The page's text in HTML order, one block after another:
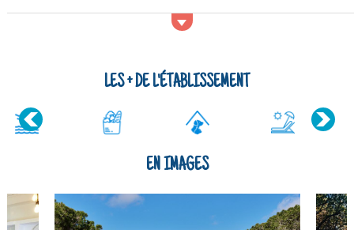
équipements pensés pour le bien-être et le confort de tous.
LES + DE L'ÉTABLISSEMENT
EN IMAGES